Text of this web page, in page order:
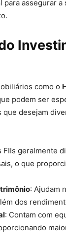
para assegurar a
como o
podem ser
que desejam
FIIs geralmente
o que
: Ajudam
dos
: Contam com